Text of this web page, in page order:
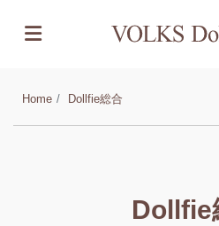
Home Dollfie総合
Dollfie